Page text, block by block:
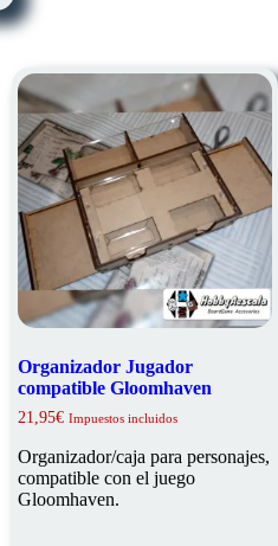
Organizador Jugador
compatible Gloomhaven
21,95€ Impuestos incluidos
Organizador/caja para personajes,
compatible con el juego
Gloomhaven.